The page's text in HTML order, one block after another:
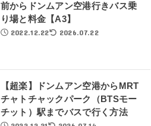
前からドンムアン空港行きバス乗
り場と料金【A3】
2022.12.22 2026.07.22
【超楽】ドンムアン空港からMRT
チャトチャックパーク（BTSモー
チット）駅までバスで行く方法